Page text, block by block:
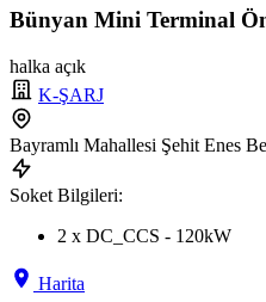
Bünyan Mini Terminal
halka açık
K-ŞARJ
Bayramlı Mahallesi Şehit Enes
Soket Bilgileri:
2 x DC_CCS - 120kW
Harita